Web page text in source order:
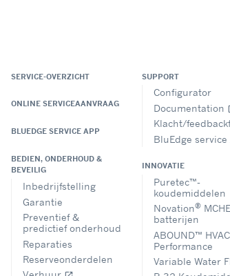
SERVICE-OVERZICHT
ONLINE SERVICEAANVRAAG
BLUEDGE SERVICE APP
BEDIEN, ONDERHOUD &
BEVEILIG
Inbedrijfstelling
Garantie
Preventief &
predictief onderhoud
Reparaties
Reserveonderdelen
SUPPORT
Configurator
Documentation
Klacht/
BluEdge service
INNOVATIE
Puretec™-
koudemiddelen
Novation®
batterijen
ABOUND™ HVAC
Performance
Variable Water